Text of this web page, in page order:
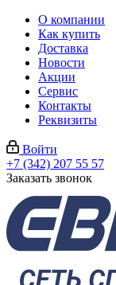
О компании
Как купить
Доставка
Новости
Акции
Сервис
Контакты
Реквизиты
Войти
+7 (342) 207 55 57
Заказать звонок